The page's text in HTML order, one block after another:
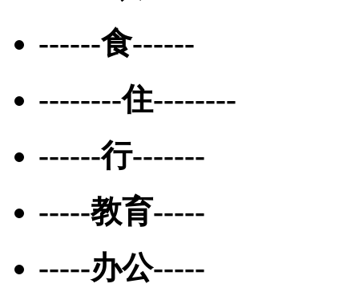
------食------
--------住--------
------行-------
-----教育-----
-----办公-----